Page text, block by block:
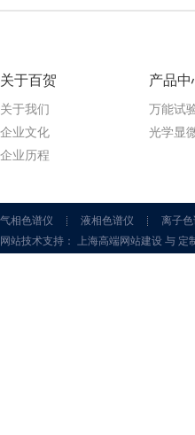
关于百贺
关于我们
企业文化
企业历程
产品中
万能试
光学显
气相色谱仪 液相色谱仪 离子色
网站技术支持： 上海高端网站建设 与 定